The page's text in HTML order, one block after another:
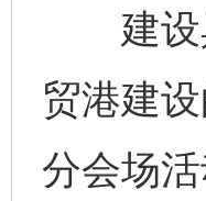
建设具
贸港建
分会场